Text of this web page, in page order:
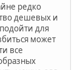
редко
дешевых и
для
может
все